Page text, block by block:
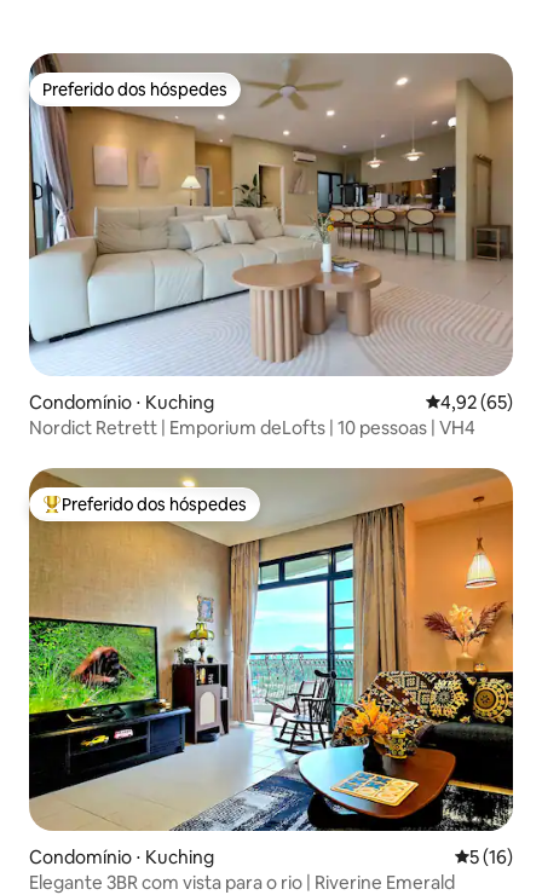
Preferido dos hóspedes
Preferido dos hóspedes
Condomínio ⋅ Kuching 4,92 de uma
4,92 (65)
Nordict Retrett | Emporium deLofts | 10 pessoas | VH4
Entre os melhores preferidos dos hóspedes
Preferido dos hóspedes
Condomínio ⋅ Kuching 5 de uma
5 (16)
Elegante 3BR com vista para o rio | Riverine Emerald